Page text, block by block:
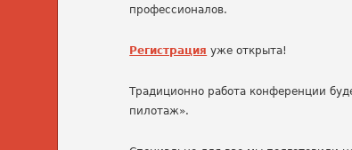
профессионалов.
Регистрация уже открыта!
Традиционно работа конференции
пилотаж».